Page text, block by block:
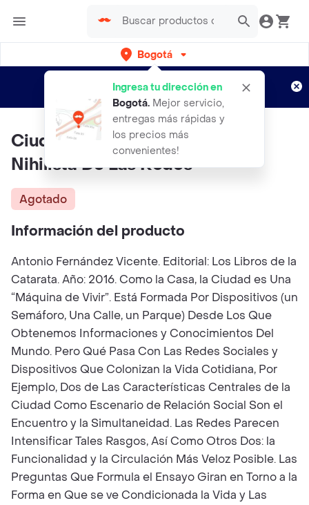
Bogotá
Ingresa tu dirección en
Bogotá. Mejor servicio,
entregas más rápidas y
los precios más
convenientes!
envíos gratis por semanas
Aplican TyC
Ciud AdeS De Aire La Utopia
Nihilista De Las Redes
Agotado
Información del producto
Antonio Fernández Vicente. Editorial: Los Libros de la
Catarata. Año: 2016. Como la Casa, la Ciudad es Una
“Máquina de Vivir”. Está Formada Por Dispositivos (un
Semáforo, Una Calle, un Parque) Desde Los Que
Obtenemos Informaciones y Conocimientos Del
Mundo. Pero Qué Pasa Con Las Redes Sociales y
Dispositivos Que Colonizan la Vida Cotidiana, Por
Ejemplo, Dos de Las Características Centrales de la
Ciudad Como Escenario de Relación Social Son el
Encuentro y la Simultaneidad. Las Redes Parecen
Intensificar Tales Rasgos, Así Como Otros Dos: la
Funcionalidad y la Circulación Más Veloz Posible. Las
Preguntas Que Formula el Ensayo Giran en Torno a la
Forma en Que se ve Condicionada la Vida y Las